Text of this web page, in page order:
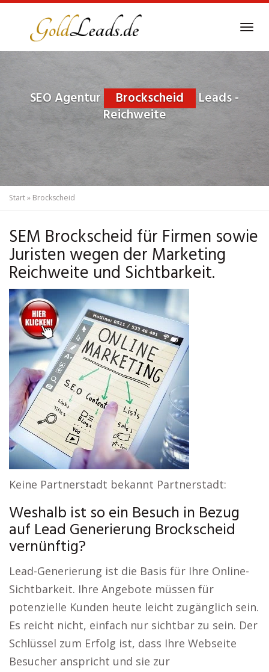
SEO Agentur Brockscheid
Leads -
Reichweite
Start» Brockscheid
SEM Brockscheid für Firmen sowie
Juristen wegen der Marketing
Reichweite und Sichtbarkeit.
Keine Partnerstadt bekannt Partnerstadt:
Weshalb ist so ein Besuch in Bezug
auf Lead Generierung Brockscheid
vernünftig?
Lead-Generierung ist die Basis für Ihre Online-
Sichtbarkeit. Ihre Angebote müssen für
potenzielle Kunden heute leicht zugänglich sein.
Es reicht nicht, einfach nur sichtbar zu sein. Der
Schlüssel zum Erfolg ist, dass Ihre Webseite
Besucher anspricht und sie zur